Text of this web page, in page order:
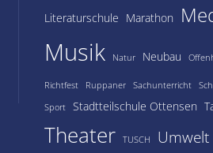
Literaturschule Marathon
Musik Natur Neubau
Richtfest Ruppaner Sachunterricht
Sport
Stadtteilschule Ottensen
Theater TUSCH Umwelt